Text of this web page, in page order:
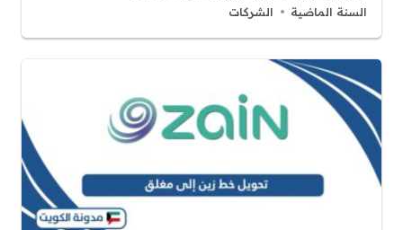
السنة الماضية الشركات